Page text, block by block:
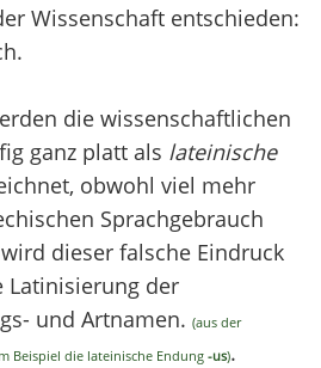
Wissenschaft entschieden:
die wissenschaftlichen
ganz platt als lateinische
obwohl viel mehr
Sprachgebrauch
dieser falsche Eindruck
Latinisierung der
und Artnamen. (aus der
Beispiel die lateinische Endung -us).